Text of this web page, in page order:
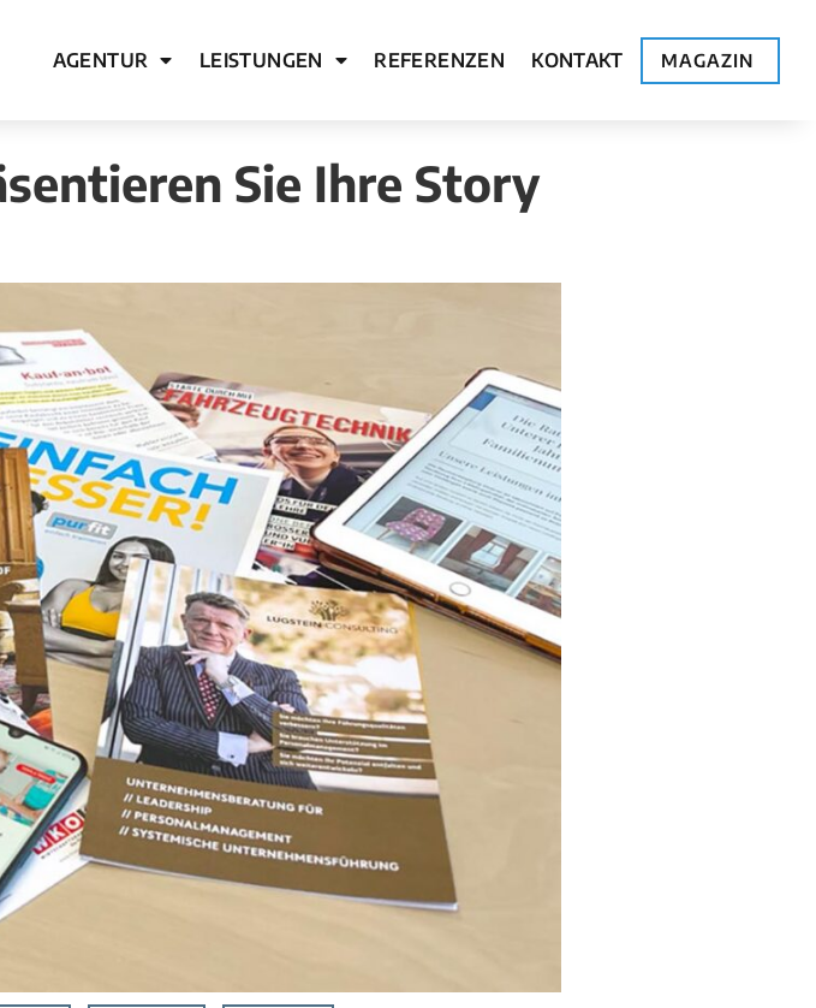
AGENTUR LEISTUNGEN REFERENZEN KONTAKT MAGAZIN
Sie Ihre Story